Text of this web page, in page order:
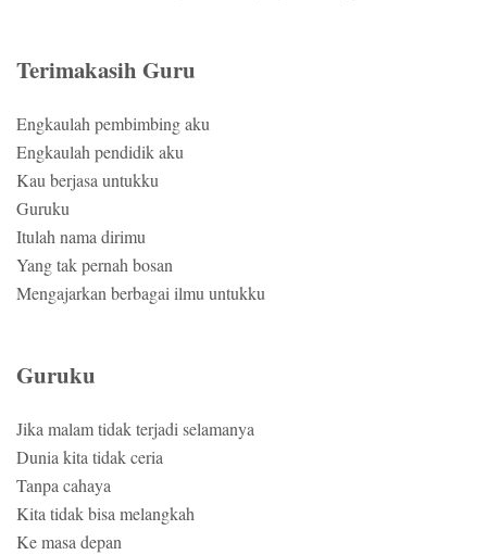
Terimakasih Guru
Engkaulah pembimbing aku
Engkaulah pendidik aku
Kau berjasa untukku
Guruku
Itulah nama dirimu
Yang tak pernah bosan
Mengajarkan berbagai ilmu untukku
Guruku
Jika malam tidak terjadi selamanya
Dunia kita tidak ceria
Tanpa cahaya
Kita tidak bisa melangkah
Ke masa depan